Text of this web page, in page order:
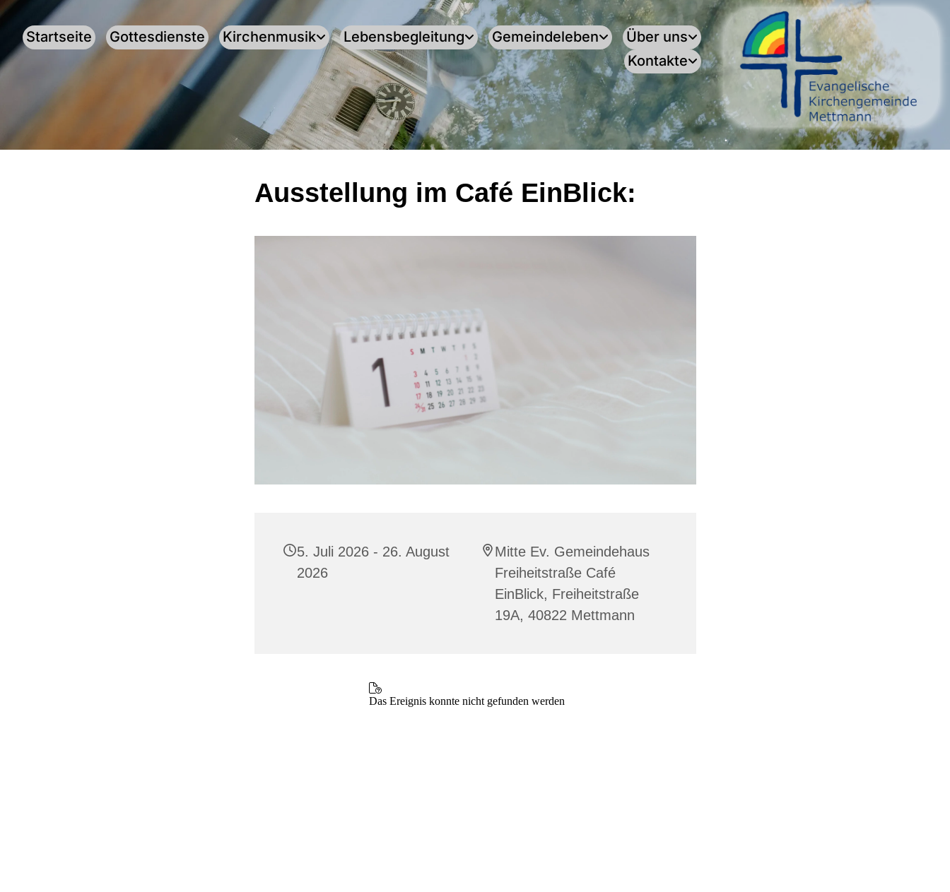
Startseite Gottesdienste Kirchenmusik Lebensbegleitung Gemeindeleben
Über uns
Kontakte
.
Ausstellung im Café EinBlick:
5. Juli 2026 - 26. August
2026
Mitte Ev. Gemeindehaus
Freiheitstraße Café
EinBlick, Freiheitstraße
19A, 40822 Mettmann